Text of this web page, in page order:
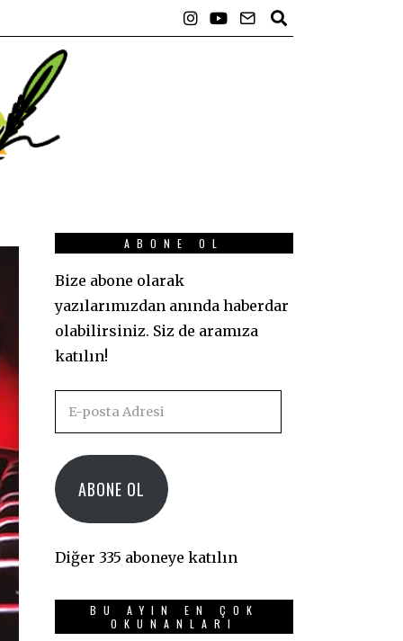
ABONE OL
Bize abone olarak
yazılarımızdan anında haberdar
olabilirsiniz. Siz de aramıza
katılın!
Adresi
ABONE OL
Diğer 335 aboneye katılın
BU AYIN EN ÇOK
OKUNANLARI